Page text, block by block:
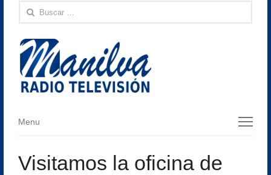
Buscar:
Menu
Menu
Visitamos la oficina de